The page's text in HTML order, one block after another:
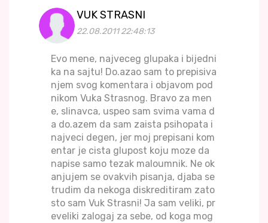
VUK STRASNI
22.08.2011 22:48:13
Evo mene, najveceg glupaka i bijedni
ka na sajtu! Do.azao sam to prepisiva
njem svog komentara i objavom pod
nikom Vuka Strasnog. Bravo za men
e, slinavca, uspeo sam svima vama d
a do.azem da sam zaista psihopata i
najveci degen, jer moj prepisani kom
entar je cista glupost koju moze da
napise samo tezak maloumnik. Ne ok
anjujem se ovakvih pisanja, djaba se
trudim da nekoga diskreditiram zato
sto sam Vuk Strasni! Ja sam veliki, pr
eveliki zalogaj za sebe, od koga mog